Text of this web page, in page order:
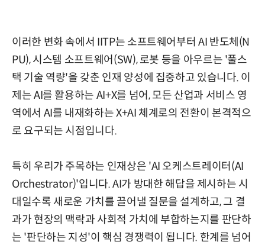
이러한 변화 속에서 IITP는 소프트웨어부터 AI 반도체(N
PU), 시스템 소프트웨어(SW), 로봇 등을 아우르는 '풀스
택 기술 역량'을 갖춘 인재 양성에 집중하고 있습니다. 이
제는 AI를 활용하는 AI+X를 넘어, 모든 산업과 서비스 영
역에서 AI를 내재화하는 X+AI 체계로의 전환이 본격적으
로 요구되는 시점입니다.
특히 우리가 주목하는 인재상은 'AI 오케스트레이터(AI
Orchestrator)'입니다. AI가 방대한 해답을 제시하는 시
대일수록 새로운 가치를 끌어낼 질문을 설계하고, 그 결
과가 현장의 맥락과 사회적 가치에 부합하는지를 판단하
는 '판단하는 지성'이 핵심 경쟁력이 됩니다. 한계를 넘어